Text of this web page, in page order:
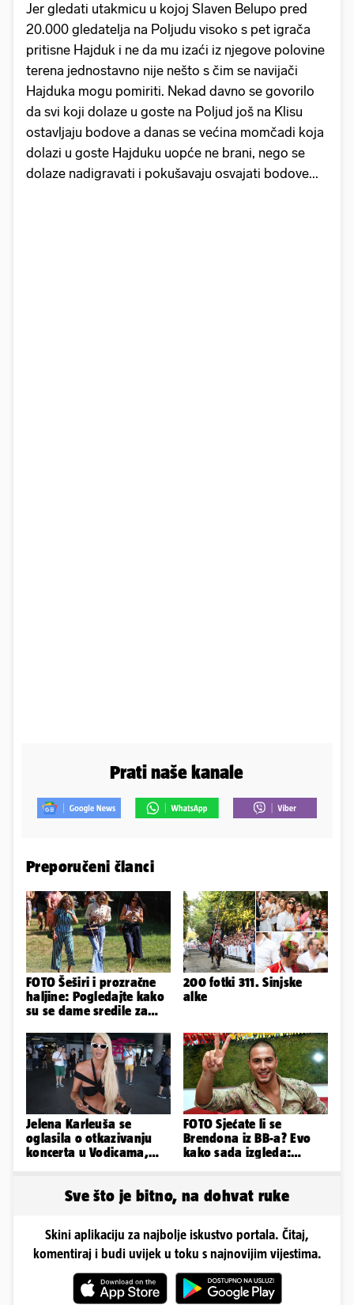
Jer gledati utakmicu u kojoj Slaven Belupo pred
20.000 gledatelja na Poljudu visoko s pet igrača
pritisne Hajduk i ne da mu izaći iz njegove polovine
terena jednostavno nije nešto s čim se navijači
Hajduka mogu pomiriti. Nekad davno se govorilo
da svi koji dolaze u goste na Poljud još na Klisu
ostavljaju bodove a danas se većina momčadi koja
dolazi u goste Hajduku uopće ne brani, nego se
dolaze nadigravati i pokušavaju osvajati bodove...
Prati naše kanale
Preporučeni članci
FOTO Šeširi i prozračne
haljine: Pogledajte kako
su se dame sredile za
200 fotki 311. Sinjske
alke
Jelena Karleuša se
oglasila o otkazivanju
koncerta u Vodicama,
FOTO Sjećate li se
Brendona iz BB-a? Evo
kako sada izgleda:
Sve što je bitno, na dohvat ruke
Skini aplikaciju za najbolje iskustvo portala. Čitaj,
komentiraj i budi uvijek u toku s najnovijim vijestima.